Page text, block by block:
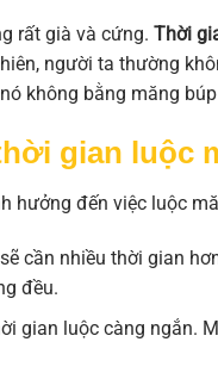
rất già và cứng. Thời
người ta thường
không bằng măng
gian luộc
hưởng đến việc luộc
cần nhiều thời gian
đều.
gian luộc càng ngắn.